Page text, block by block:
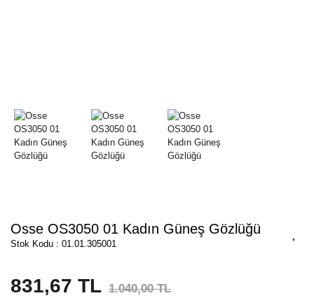
Osse OS3050 01 Kadın Güneş Gözlüğü
Stok Kodu : 01.01.305001
831,67 TL 1.040,00 TL